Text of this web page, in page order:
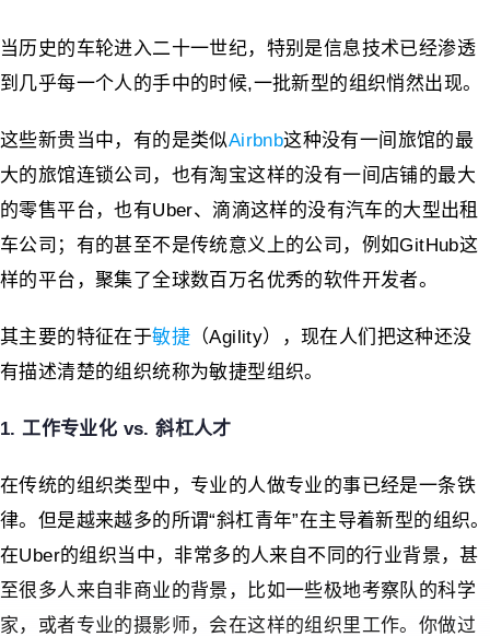
当历史的车轮进入二十一世纪，特别是信息技术已经渗透
到几乎每一个人的手中的时候,一批新型的组织悄然出现。
这些新贵当中，有的是类似Airbnb这种没有一间旅馆的最
大的旅馆连锁公司，也有淘宝这样的没有一间店铺的最大
的零售平台，也有Uber、滴滴这样的没有汽车的大型出租
车公司；有的甚至不是传统意义上的公司，例如GitHub这
样的平台，聚集了全球数百万名优秀的软件开发者。
其主要的特征在于敏捷 （Agility），现在人们把这种还没
有描述清楚的组织统称为敏捷型组织。
1. 工作专业化 vs. 斜杠人才
在传统的组织类型中，专业的人做专业的事已经是一条铁
律。但是越来越多的所谓“斜杠青年”在主导着新型的组织。
在Uber的组织当中，非常多的人来自不同的行业背景，甚
至很多人来自非商业的背景，比如一些极地考察队的科学
家，或者专业的摄影师，会在这样的组织里工作。你做过